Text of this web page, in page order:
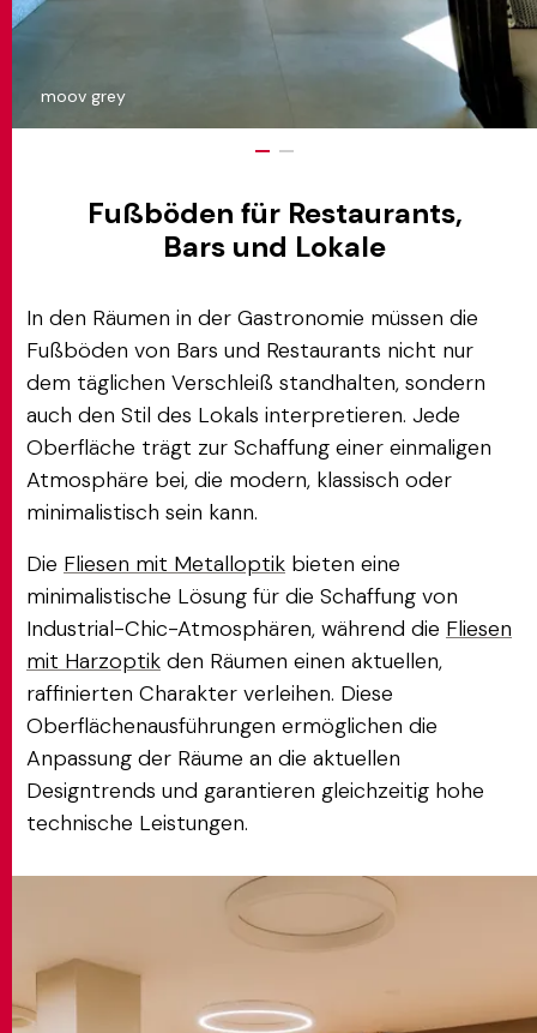
moov grey
Fußböden für Restaurants,
Bars und Lokale
In den Räumen in der Gastronomie müssen die
Fußböden von Bars und Restaurants nicht nur
dem täglichen Verschleiß standhalten, sondern
auch den Stil des Lokals interpretieren. Jede
Oberfläche trägt zur Schaffung einer einmaligen
Atmosphäre bei, die modern, klassisch oder
minimalistisch sein kann.
Die Fliesen mit Metalloptik bieten eine
minimalistische Lösung für die Schaffung von
Industrial-Chic-Atmosphären, während die Fliesen
mit Harzoptik den Räumen einen aktuellen,
raffinierten Charakter verleihen. Diese
Oberflächenausführungen ermöglichen die
Anpassung der Räume an die aktuellen
Designtrends und garantieren gleichzeitig hohe
technische Leistungen.